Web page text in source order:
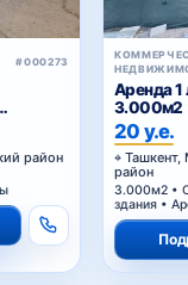
#000273
врайон
Аренда 1
3.000м2
20 у.е.
Ташкент,
район
3.000м2 •
здания •